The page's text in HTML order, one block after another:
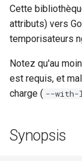
compression-
concat
cookie-flag
cookie-limit
Cette
attributs) vers
temporisateurs
Notez qu'au
est requis, et
charge ( --
Synopsis